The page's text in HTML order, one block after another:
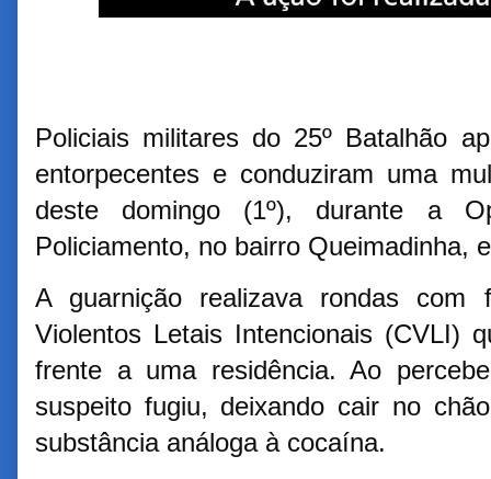
Policiais militares do 25º Batalhão
entorpecentes e conduziram uma
deste domingo (1º), durante a
Policiamento, no bairro Queimadinha,
A guarnição realizava rondas com
Violentos Letais Intencionais (CVLI)
frente a uma residência. Ao
suspeito fugiu, deixando cair no
substância análoga à cocaína.